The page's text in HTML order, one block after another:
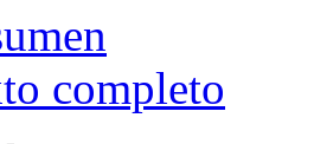
completo